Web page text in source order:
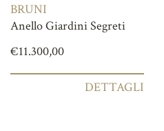
BRUNI
Anello Giardini Segreti
€11.300,00
DETTAGLI